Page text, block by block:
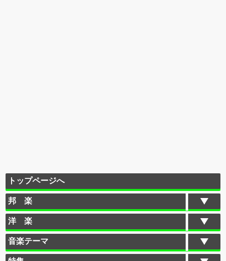
トップページへ
邦 楽
洋 楽
音楽テーマ